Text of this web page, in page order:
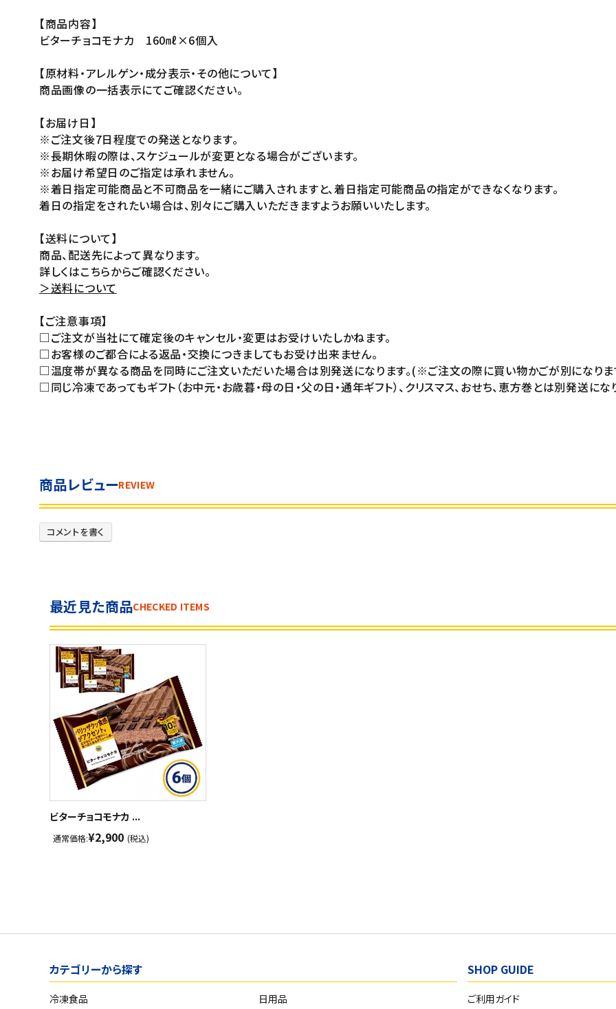
【商品内容】
ビターチョコモナカ 160㎖×6個入
【原材料・アレルゲン・成分表示・その他について】
商品画像の一括表示にてご確認ください。
【お届け日】
※ご注文後7日程度での発送となります。
※長期休暇の際は、スケジュールが変更となる場合がございます。
※お届け希望日のご指定は承れません。
※着日指定可能商品と不可商品を一緒にご購入されますと、着日指定可能商品の指定ができなくなります。
着日の指定をされたい場合は、別々にご購入いただきますようお願いいたします。
【送料について】
商品、配送先によって異なります。
詳しくはこちらからご確認ください。
＞送料について
【ご注意事項】
□ご注文が当社にて確定後のキャンセル・変更はお受けいたしかねます。
□お客様のご都合による返品・交換につきましてもお受け出来ません。
□温度帯が異なる商品を同時にご注文いただいた場合は別発送になります。(※ご注文の際に買い物かごが別になりま
□同じ冷凍であってもギフト（お中元・お歳暮・母の日・父の日・通年ギフト）、クリスマス、おせち、恵方巻とは別発送にな
商品レビューREVIEW
コメントを書く
最近見た商品CHECKED ITEMS
ビターチョコモナカ ...
通常価格:¥2,900 (税込)
カテゴリーから探す
冷凍食品 日用品
SHOP GUIDE
ご利用ガイド